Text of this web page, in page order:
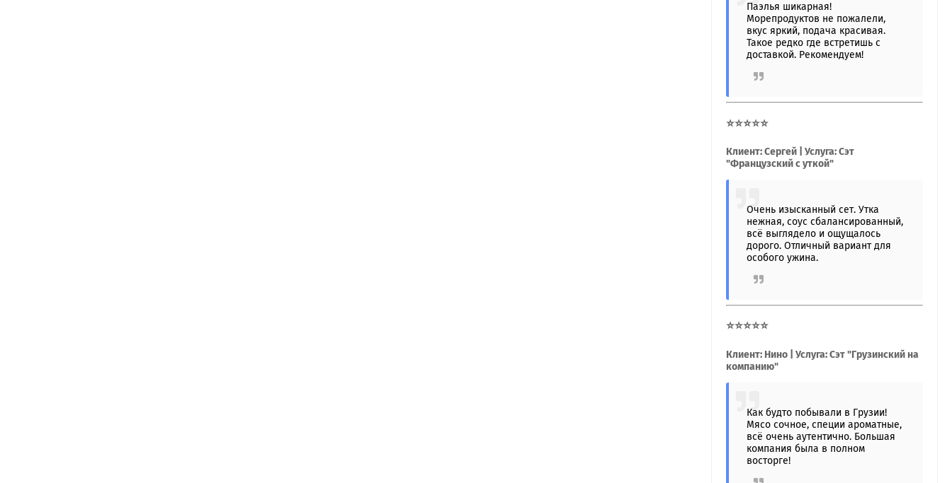
Паэлья шикарная!
Морепродуктов не пожалели,
вкус яркий, подача красивая.
Такое редко где встретишь с
доставкой. Рекомендуем!
⭐⭐⭐⭐⭐
Клиент: Сергей | Услуга: Сэт
"Французский с уткой"
Очень изысканный сет. Утка
нежная, соус сбалансированный,
всё выглядело и ощущалось
дорого. Отличный вариант для
особого ужина.
⭐⭐⭐⭐⭐
Клиент: Нино | Услуга: Сэт "Грузинский на
компанию"
Как будто побывали в Грузии!
Мясо сочное, специи ароматные,
всё очень аутентично. Большая
компания была в полном
восторге!